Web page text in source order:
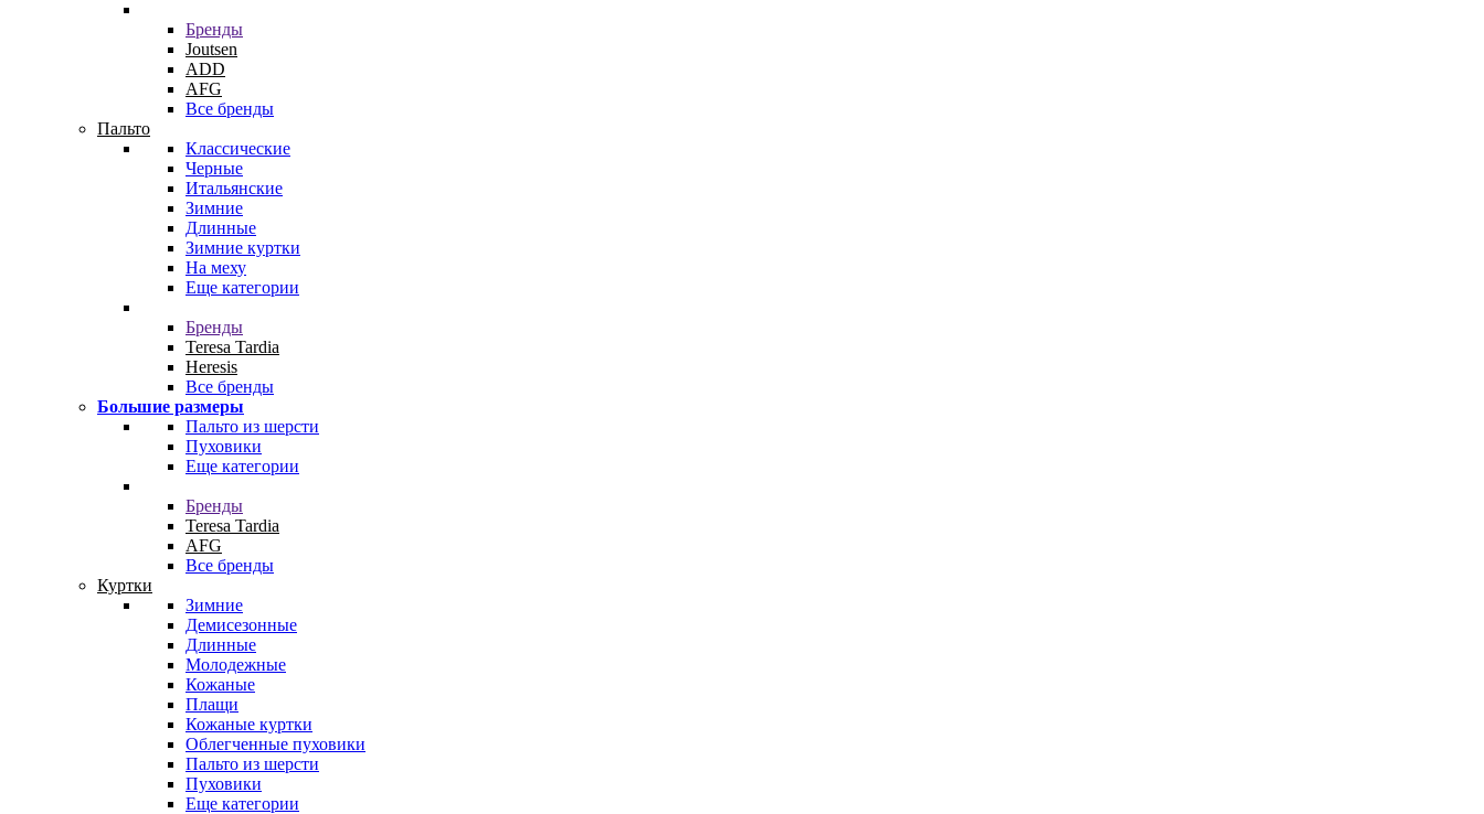
Бренды
Joutsen
ADD
AFG
Все бренды
Пальто
Классические
Черные
Итальянские
Зимние
Длинные
Зимние куртки
На меху
Еще категории
Бренды
Teresa Tardia
Heresis
Все бренды
Большие размеры
Пальто из шерсти
Пуховики
Еще категории
Бренды
Teresa Tardia
AFG
Все бренды
Куртки
Зимние
Демисезонные
Длинные
Молодежные
Кожаные
Плащи
Кожаные куртки
Облегченные пуховики
Пальто из шерсти
Пуховики
Еще категории